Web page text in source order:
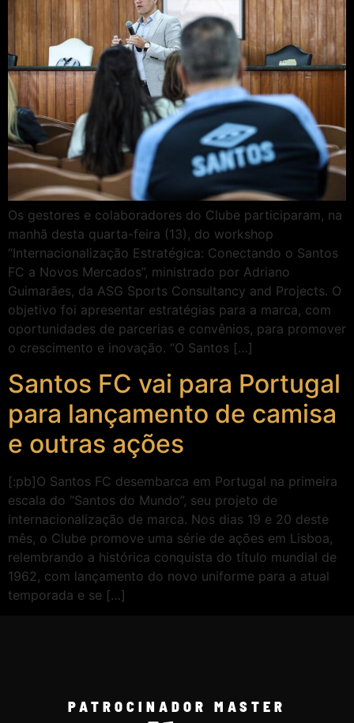
Os gestores e colaboradores do Clube participaram, na
manhã desta quarta-feira (13), do workshop
“Internacionalização Estratégica: Conectando o Santos
FC a Novos Mercados”, ministrado por Adriano
Guimarães, da ASG Sports Consultancy and Projects. O
objetivo foi apresentar estratégias para a marca, com
oportunidades de parcerias e convênios, para promover
o crescimento e inovação. “O Santos […]
Santos FC vai para Portugal
para lançamento de camisa
e outras ações
[:pb]O Santos FC desembarca em Portugal na primeira
escala do “Santos do Mundo”, seu projeto de
internacionalização de marca. Nos dias 19 e 20 deste
mês, o Clube promove uma série de ações em Lisboa,
relembrando a histórica conquista do título mundial de
1962, com lançamento do novo uniforme para a atual
temporada e se […]
PATROCINADOR MASTER